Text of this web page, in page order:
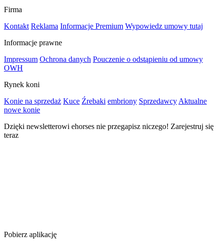
Firma
Kontakt Reklama Informacje Premium Wypowiedz umowy tutaj
Informacje prawne
Impressum Ochrona danych Pouczenie o odstąpieniu od umowy
OWH
Rynek koni
Konie na sprzedaż Kuce Źrebaki embriony Sprzedawcy Aktualne
nowe konie
Dzięki newsletterowi ehorses nie przegapisz niczego! Zarejestruj się
teraz
Pobierz aplikację